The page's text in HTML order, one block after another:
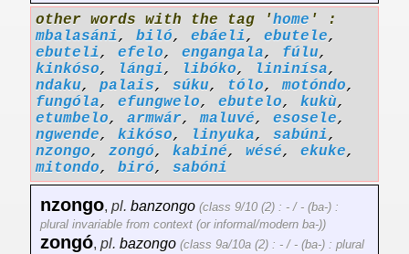
other words with the tag 'home ' :
mbalasáni, biló, ebáeli, ebutele,
ebuteli, efelo, engangala, fúlu,
kinkóso, lángi, libóko, lininísa,
ndaku, palais, súku, tólo,motóndo,
fungóla, efungwelo, ebutelo, kukù,
etumbelo, armwár,maluvé, esosele,
ngwende, kikóso, linyuka, sabúni,
nzongo, zongó, kabiné, wésé, ekuke,
mitondo, biró, sabóni
nzongo, pl. banzongo (class 9/10 (2) : - / - (ba-) :
plural invariable from context (or informal/modern ba-))
zongó, pl. bazongo (class 9a/10a (2) : - / - (ba-) : plural